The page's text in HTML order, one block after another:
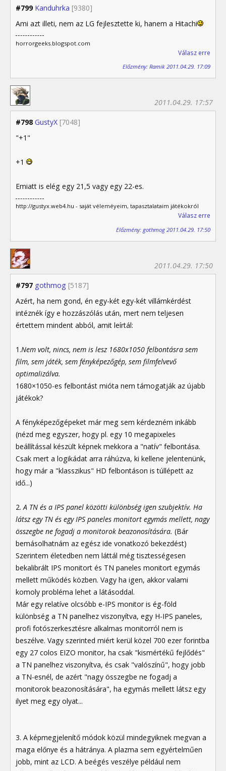
#799 Kanduhrka [9380]
Ami azt illeti, nem az LG fejlesztette ki, hanem a Hitachi
horrorgeeks.blogspot.com
Válasz erre
Előzmény: Ramik 2011.04.29. 17:09
#798 GustyX [7048]
2011.04.29. 17:57
"+1"
+1
Emiatt is elég egy 21,5 vagy egy 22-es.
http://gustyx.web4.hu - saját véleméyeim, tapasztalataim játékokról
Válasz erre
Előzmény: gothmog 2011.04.29. 17:50
#797 gothmog [5187]
2011.04.29. 17:50
Azért, ha nem gond, én egy-két egy-két villámkérdést
intéznék így e hozzászólás után, mert nem teljesen
értettem mindent abból, amit leírtál:
1.Nem volt, nincs, nem is lesz 1680x1050 felbontásra sem
film, sem játék, sem fényképezőgép, sem filmfelvevő
optimalizálva.
1680×1050-es felbontást mióta nem támogatják az újabb
játékok?
A fényképezőgépeket már meg sem kérdezném inkább
(nézd meg egyszer, hogy pl. egy 10 megapixeles
beállítással készült képnek mekkora a "natív" felbontása.
Csak mert a logikádat arra ráhúzva, ki kellene jelentenünk,
hogy már a "klasszikus" HD felbontáson is túllépett az
idő...)
2.A TN és a IPS panel közötti különbség igen szubjektív. Ha
látsz egy TN és egy IPS paneles monitort egymás mellett, nagy
összegbe ne fogadj a monitorok beazonosítására. (Bár
bemásolhatnám az egész ide vonatkozó bekezdést)
Szerintem életedben nem láttál még tisztességesen
bekalibrált IPS monitort és TN paneles monitort egymás
mellett működés közben. Vagy ha igen, akkor valami
komoly probléma lehet a látásoddal.
Már egy relatíve olcsóbb e-IPS monitor is ég-föld
különbség a TN panelhez viszonyítva, egy H-IPS paneles,
profi fotószerkesztésre alkalmas monitorról nem is
beszélve. Vagy szerinted miért kerül közel 700 ezer forintba
egy 27 colos EIZO monitor, ha csak "kismértékű fejlődés"
a TN panelhez viszonyítva, és csak "valószínű", hogy jobb
a TN-esnél, de azért "nagy összegbe ne fogadj a
monitorok beazonosítására", ha egymás mellett látsz egy
ilyet meg egy olyat...
3. A képmegjelenítő módok közül mindegyiknek megvan a
maga előnye és a hátránya. A plazma sem egyértelműen
jobb, mint az LCD. A beégés veszélye például nem